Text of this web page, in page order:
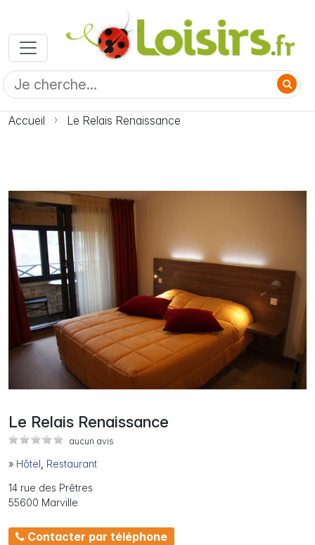
Accueil Le Relais Renaissance
Photo Le Relais Renaissance
Le Relais Renaissance
aucun avis
» Hôtel Restaurant
14 rue des Prêtres
55600 Marville
Contacter par téléphone